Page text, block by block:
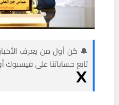
🔔 كن أول من يعرف
تابع حساباتنا على